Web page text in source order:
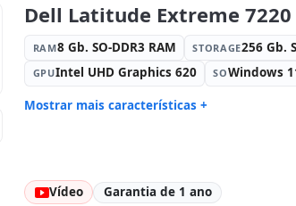
Dell Latitude Extreme
RAM8 Gb. SO-DDR3 RAM STORAGE256 Gb.
GPUIntel UHD Graphics 620 SOWindows
Mostrar mais características +
Cartões:
Network:
Vídeo Garantia de 1 ano